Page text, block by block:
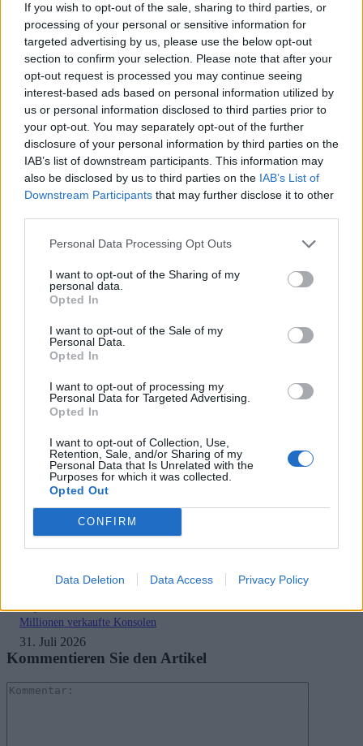
If you wish to opt-out of the sale, sharing to third parties, or
processing of your personal or sensitive information for
targeted advertising by us, please use the below opt-out
section to confirm your selection. Please note that after your
opt-out request is processed you may continue seeing
interest-based ads based on personal information utilized by
us or personal information disclosed to third parties prior to
your opt-out. You may separately opt-out of the further
disclosure of your personal information by third parties on the
IAB’s list of downstream participants. This information may
also be disclosed by us to third parties on the IAB’s List of
Downstream Participants that may further disclose it to other
Personal Data Processing Opt Outs
I want to opt-out of the Sharing of my
personal data.
Opted In
I want to opt-out of the Sale of my
Personal Data.
Opted In
I want to opt-out of processing my
Personal Data for Targeted Advertising.
Opted In
I want to opt-out of Collection, Use,
Retention, Sale, and/or Sharing of my
Personal Data that Is Unrelated with the
Purposes for which it was collected.
Opted Out
CONFIRM
Data Deletion Data Access Privacy Policy
Reise Geht Weiter #Update
Die aufregende zweite Saison vonCall of Duty: Modern Warfare
ist mit vielen neuen Inhalten und Funktionen am 11. Februar
gestartet. Spieler auf der PlayStation 4 dürfen sich mit spannenden
Exklusivinhalten ins Gefecht stürzen.
In der zweiten Saison erhalten PS4-Spieler die neueste Special Ops
Survival-Karte Azhir Cave und einen exklusiven* Waffenbauplan.
Weitere Informationen zum Spiel und zu den neuen Inhalten liefert
der unten stehende News-Alert.
Vorheriger Artikel
Borderlands 3 – 3 neue Golden
Nächster Artikel
RELATED ARTICLES
Sony bereitet sich auf GTA 6 vor – PS5-Nachschub für den Mega-Launch
gesichert
3. August 2026
Halo: Campaign Evolved erhält erstes Update – Zahlreiche Fehler behoben
Millionen verkaufte Konsolen
31. Juli 2026
Kommentieren Sie den Artikel